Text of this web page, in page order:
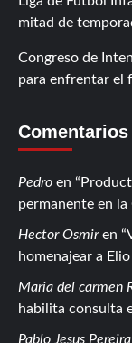
mitad de
Congreso de
para enfrentar el
Pedro en
permanente en
Hector Osmiren
homenajear a
Maria del carmen
habilita consulta
Pablo Jesus